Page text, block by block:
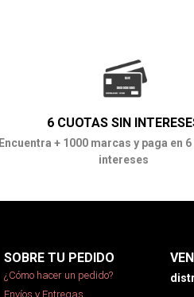
6 CUOTAS SIN
Encuentra + 1000 marcas y paga en
intereses
SOBRE TU PEDIDO
¿Cómo hacer un pedido?
Envíos y Entregas